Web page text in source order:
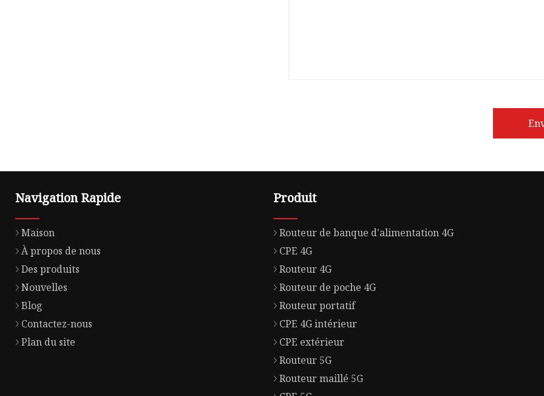
Navigation Rapide
Maison
À propos de nous
Des produits
Nouvelles
Blog
Contactez-nous
Plan du site
Produit
Routeur de banque d'alimentation 4G
CPE 4G
Routeur 4G
Routeur de poche 4G
Routeur portatif
CPE 4G intérieur
CPE extérieur
Routeur 5G
Routeur maillé 5G